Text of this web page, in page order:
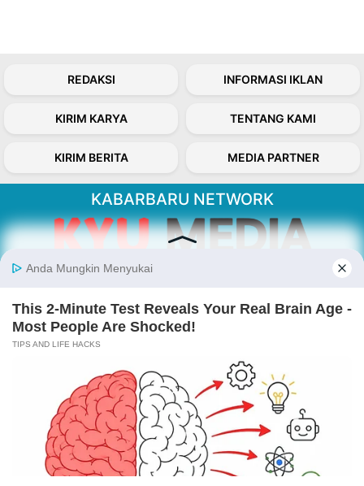
REDAKSI INFORMASI IKLAN
KIRIM KARYA TENTANG KAMI
KIRIM BERITA MEDIA PARTNER
KABARBARU NETWORK
Kabarbaru.co menyajikan berita aktual dan
Follow Kabarbaru